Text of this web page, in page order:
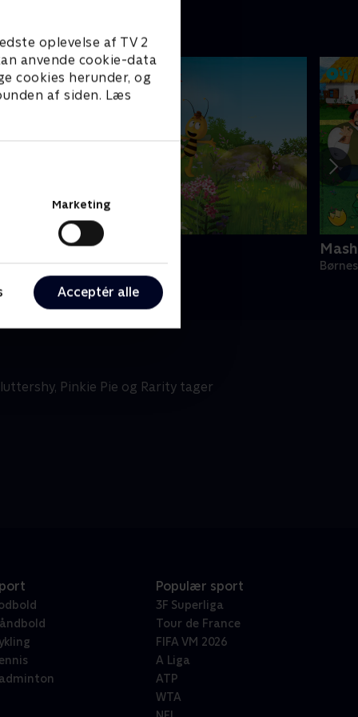
oplevelse af TV 2
anvende cookie-data
cookies herunder, og
af siden. Læs
Marketing
Acceptér alle
• 1 sæsoner
Pinkie Pie og Rarity tager
Populær sport
3F Superliga
Tour de France
FIFA VM 2026
A Liga
ATP
WTA